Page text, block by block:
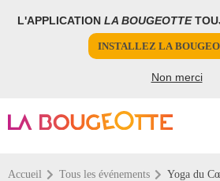
L'APPLICATION LA BOUGEOTTE
INSTALLEZ LA
Non merci
Accueil Tous les événements Yoga du
PARTAGER
Votre inscription à la